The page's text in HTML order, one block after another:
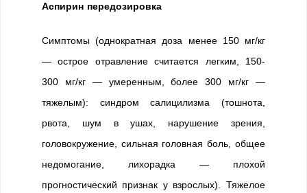
Аспирин передозировка
Симптомы (однократная доза менее 150 мг/кг
— острое отравление считается легким, 150-
300 мг/кг — умеренным, более 300 мг/кг —
тяжелым): синдром салицилизма (тошнота,
рвота, шум в ушах, нарушение зрения,
головокружение, сильная головная боль, общее
недомогание, лихорадка — плохой
прогностический признак у взрослых). Тяжелое